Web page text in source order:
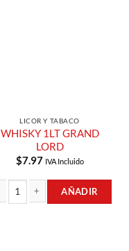
LICOR Y TABACO
WHISKY 1LT GRAND
LORD
$7.97 IVA Incluido
AÑADIR